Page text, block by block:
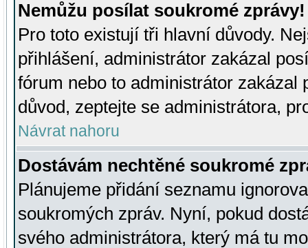
Nemůžu posílat soukromé zprávy!
Pro toto existují tři hlavní důvody.
přihlášení, administrátor zakázal
fórum nebo to administrátor zakázal
důvod, zeptejte se administrátora,
Návrat nahoru
Dostávám nechtěné soukromé
Plánujeme přidání seznamu
soukromých zpráv. Nyní, pokud
svého administrátora, který má tu